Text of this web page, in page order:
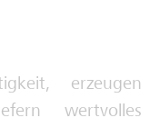
erzeugen
wertvolles